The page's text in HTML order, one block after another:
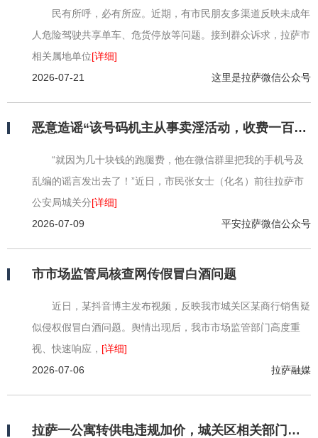
民有所呼，必有所应。近期，有市民朋友多渠道反映未成年
人危险驾驶共享单车、危货停放等问题。接到群众诉求，拉萨市
相关属地单位[详细]
2026-07-21
这里是拉萨微信公众号
恶意造谣“该号码机主从事卖淫活动，收费一百元一次”拉萨一男子被行拘！
“就因为几十块钱的跑腿费，他在微信群里把我的手机号及
乱编的谣言发出去了！”近日，市民张女士（化名）前往拉萨市
公安局城关分[详细]
2026-07-09
平安拉萨微信公众号
市市场监管局核查网传假冒白酒问题
近日，某抖音博主发布视频，反映我市城关区某商行销售疑
似侵权假冒白酒问题。舆情出现后，我市市场监管部门高度重
视、快速响应， [详细]
2026-07-06
拉萨融媒
拉萨一公寓转供电违规加价，城关区相关部门依法下达整改告知书，责令其限期向终端租客全额清退违规多收取电费